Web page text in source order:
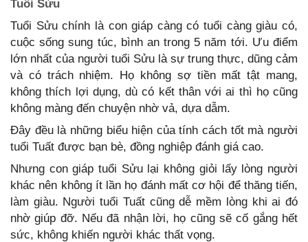
Tuổi Sửu
Tuổi Sửu chính là con giáp càng có tuổi càng giàu có,
cuộc sống sung túc, bình an trong 5 năm tới. Ưu điểm
lớn nhất của người tuổi Sửu là sự trung thực, dũng cảm
và có trách nhiệm. Họ không sợ tiền mất tật mang,
không thích lợi dụng, dù có kết thân với ai thì họ cũng
không màng đến chuyện nhờ vả, dựa dẫm.
Đây đều là những biểu hiện của tính cách tốt mà người
tuổi Tuất được bạn bè, đồng nghiệp đánh giá cao.
Nhưng con giáp tuổi Sửu lại không giỏi lấy lòng người
khác nên không ít lần họ đánh mất cơ hội để thăng tiến,
làm giàu. Người tuổi Tuất cũng dễ mềm lòng khi ai đó
nhờ giúp đỡ. Nếu đã nhận lời, họ cũng sẽ cố gắng hết
sức, không khiến người khác thất vọng.